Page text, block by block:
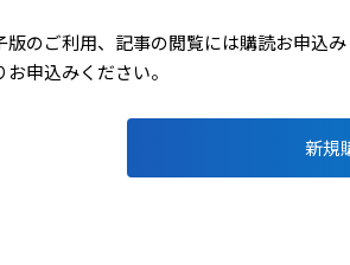
版のご利用、記事の閲覧には購読お申込み
申込みください。
新規